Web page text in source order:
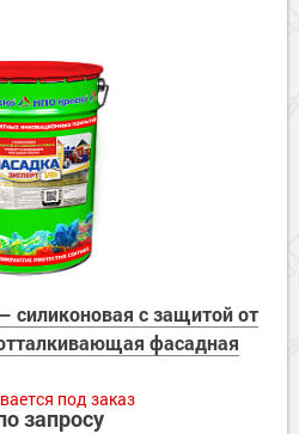
силиконовая с защитой от
фасадная
под заказ
запросу